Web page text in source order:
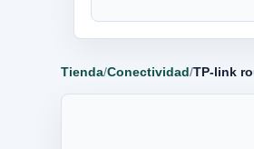
Tienda/Conectividad/TP-link